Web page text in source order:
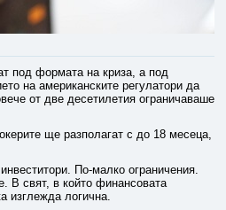
под формата на криза, а под
на американските регулатори да
от две десетилетия ограничаваше
ще разполагат с до 18 месеца,
По-малко ограничения.
В свят, в който финансовата
изглежда логична.